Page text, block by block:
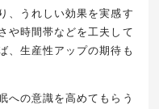
、うれしい効果を実感す
や時間帯などを工夫して
、生産性アップの期待も
への意識を高めてもらう